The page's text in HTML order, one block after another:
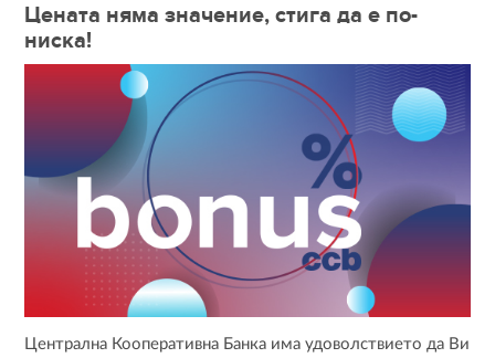
Цената няма значение, стига да е по-
ниска!
Централна Кооперативна Банка има удоволствието да Ви